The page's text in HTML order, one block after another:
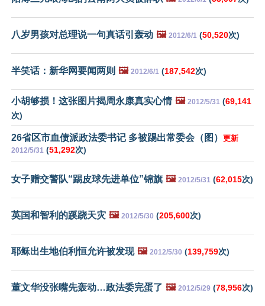
八岁男孩对总理说一句真话引轰动 🖼️ 2012/6/1 (50,520次)
半笑话：新华网要闻两则 🖼️ 2012/6/1 (187,542次)
小胡够损！这张图片揭周永康真实心情 🖼️ 2012/5/31 (69,141
次)
26省区市血债派政法委书记 多被踢出常委会（图） 更新
2012/5/31 (51,292次)
女子赠交警队“踢皮球先进单位”锦旗 🖼️ 2012/5/31 (62,015次)
英国和智利的蹊跷天灾 🖼️ 2012/5/30 (205,600次)
耶稣出生地伯利恒允许被发现 🖼️ 2012/5/30 (139,759次)
董文华没张嘴先轰动…政法委完蛋了 🖼️ 2012/5/29 (78,956次)